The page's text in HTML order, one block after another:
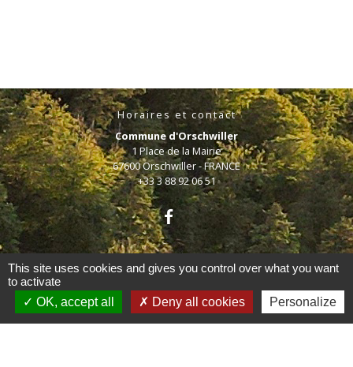
Horaires et contact
Commune d'Orschwiller
1 Place de la Mairie
67600 Orschwiller - FRANCE
+33 3 88 92 06 51
Mentions légales - Politique de confidentialité -
Accessibilité - Plan du site - Gestion des cookies
This site uses cookies and gives you control over what you want
to activate
OK, accept all
Deny all cookies Personalize